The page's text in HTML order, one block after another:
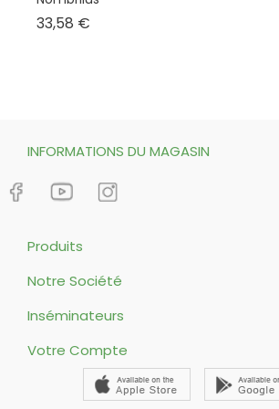
33,58 €
INFORMATIONS DU MAGASIN
Produits
Notre Société
Inséminateurs
Votre Compte